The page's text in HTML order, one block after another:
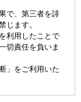
で、第三者を誹
じます。
利用したことで
切責任を負いま
」をご利用いた